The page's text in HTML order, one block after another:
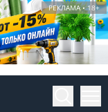
РЕКЛАМА • 18+